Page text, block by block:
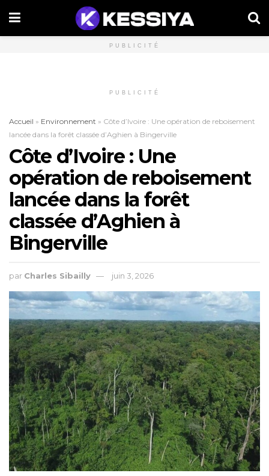
PUBLICITÉ
PUBLICITÉ
Accueil » Environnement » Côte d’Ivoire : Une opération de reboisement
lancée dans la forêt classée d’Aghien à Bingerville
Côte d’Ivoire : Une
opération de reboisement
lancée dans la forêt
classée d’Aghien à
Bingerville
par Charles Sibailly juin 3, 2026